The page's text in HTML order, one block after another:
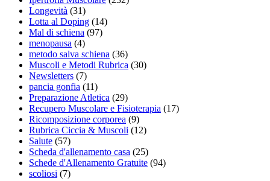
Longevità (31)
Lotta al Doping (14)
Mal di schiena (97)
menopausa (4)
metodo salva schiena (36)
Muscoli e Metodi Rubrica (30)
Newsletters (7)
pancia gonfia (11)
Preparazione Atletica (29)
Recupero Muscolare e Fisioterapia (17)
Ricomposizione corporea (9)
Rubrica Ciccia & Muscoli (12)
Salute (57)
Scheda d'allenamento casa (25)
Schede d'Allenamento Gratuite (94)
scoliosi (7)